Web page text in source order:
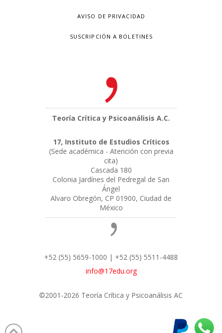
AVISO DE PRIVACIDAD
SUSCRIPCIÓN A BOLETINES
Teoría Crítica y Psicoanálisis A.C.
17, Instituto de Estudios Críticos
(Sede académica - Atención con previa
cita)
Cascada 180
Colonia Jardínes del Pedregal de San
Ángel
Alvaro Obregón, CP 01900, Ciudad de
México
+52 (55) 5659-1000 | +52 (55) 5511-4488
info@17edu.org
©2001-2026 Teoría Crítica y Psicoanálisis AC